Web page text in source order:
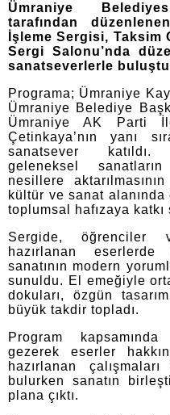
Ümraniye
tarafından
İşleme Sergisi,
Sergi Salonu’nda
sanatseverlerle
Programa; Ümraniye
Ümraniye Belediye
Ümraniye AK Parti
Çetinkaya’nın yanı
sanatsever katıldı.
geleneksel
nesillere
kültür ve sanat
toplumsal hafızaya
Sergide, öğrenciler
hazırlanan
sanatının modern
sunuldu. El emeğiyle
dokuları, özgün
büyük takdir topladı.
Program
gezerek eserler
hazırlanan
bulurken sanatın
plana çıktı.